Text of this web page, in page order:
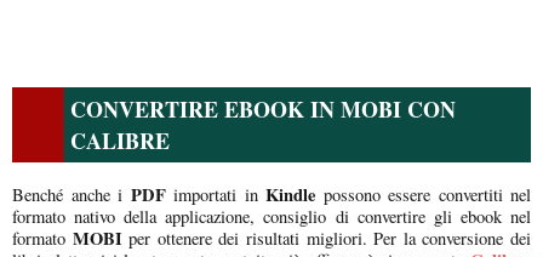
CONVERTIRE EBOOK IN MOBI CON
CALIBRE
Benché anche i PDFimportati in Kindle possono essere convertiti nel
formato nativo della applicazione, consiglio di convertire gli ebook nel
formato MOBIper ottenere dei risultati migliori. Per la conversione dei